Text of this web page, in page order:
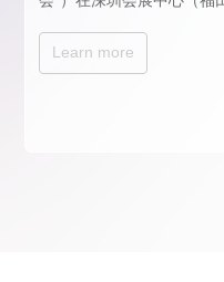
Learn more